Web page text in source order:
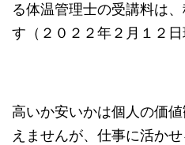
る体温管理士の受講料は
す（２０２２年２月１２日
高いか安いかは個人の価
えませんが、仕事に活か